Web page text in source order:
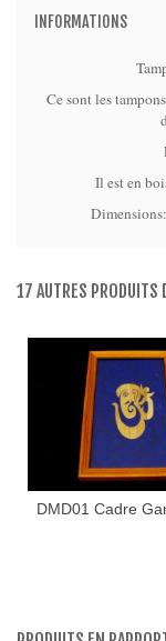
INFORMATIONS
Ce sont les
Il est en
17 AUTRES PRODUITS
DMD01 Cadre